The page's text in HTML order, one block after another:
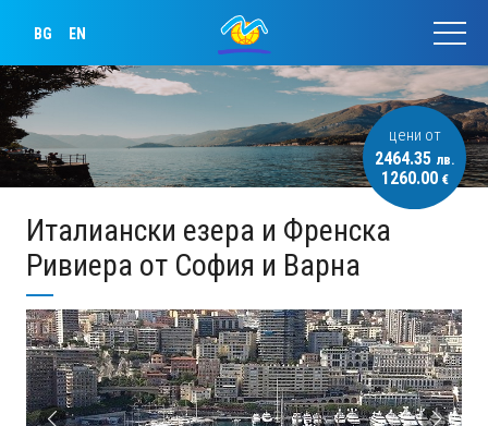
BG EN
Италиански езера и Френска
Ривиера от София и Варна
цени от
2464.35 лв.
1260.00 €